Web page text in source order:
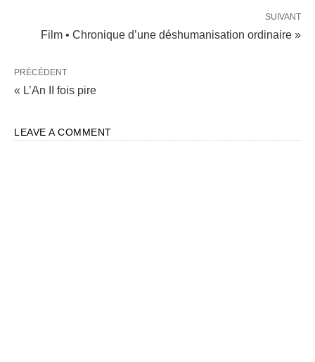
SUIVANT
Film • Chronique d’une déshumanisation ordinaire »
PRÉCÉDENT
« L’An II fois pire
LEAVE A COMMENT